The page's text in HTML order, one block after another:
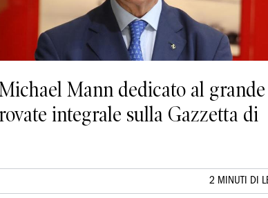
Mann dedicato al grande
integrale sulla Gazzetta di
2 MINUTI DI